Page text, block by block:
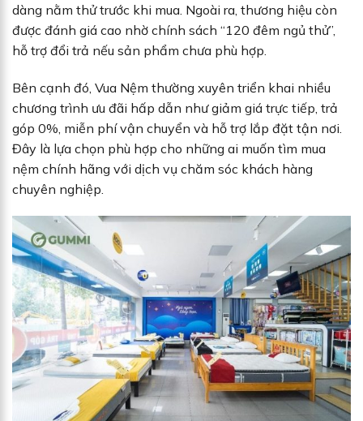
dàng nằm thử trước khi mua. Ngoài ra, thương hiệu còn
được đánh giá cao nhờ chính sách “120 đêm ngủ thử”,
hỗ trợ đổi trả nếu sản phẩm chưa phù hợp.
Bên cạnh đó, Vua Nệm thường xuyên triển khai nhiều
chương trình ưu đãi hấp dẫn như giảm giá trực tiếp, trả
góp 0%, miễn phí vận chuyển và hỗ trợ lắp đặt tận nơi.
Đây là lựa chọn phù hợp cho những ai muốn tìm mua
nệm chính hãng với dịch vụ chăm sóc khách hàng
chuyên nghiệp.